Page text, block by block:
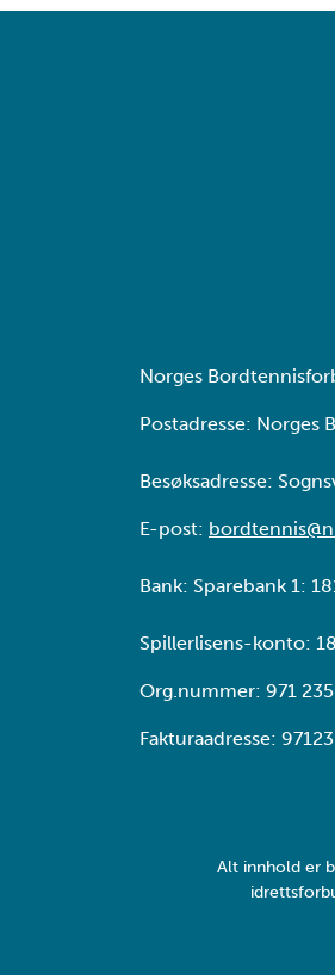
Norges
Postadresse: Norges
Besøksadresse:
E-post:
Bank: Sparebank 1:
Spillerlisens-konto:
Org.nummer: 971
Fakturaadresse:
Alt innhold er